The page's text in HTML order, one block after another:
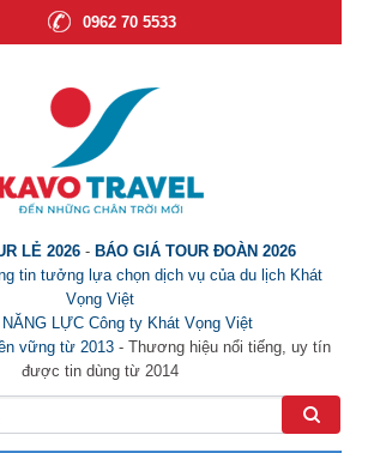
0962 70 5533
LẺ 2026 - BÁO GIÁ TOUR ĐOÀN 2026
tin tưởng lựa chọn dịch vụ của du lịch Khát
Vọng Việt
LỰC Công ty Khát Vọng Việt
vững từ 2013- Thương hiệu nổi tiếng, uy tín
được tin dùng từ 2014